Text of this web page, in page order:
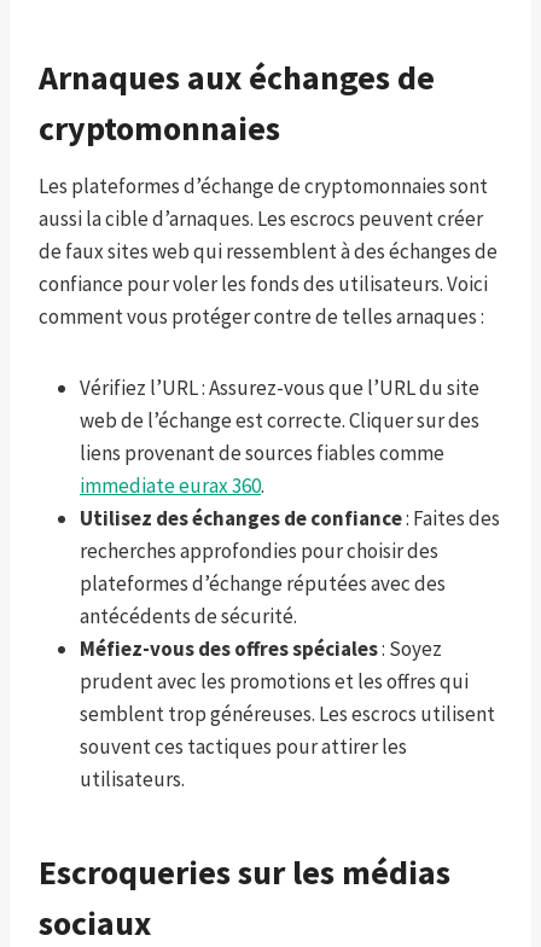
Arnaques aux échanges de
cryptomonnaies
Les plateformes d’échange de cryptomonnaies sont
aussi la cible d’arnaques. Les escrocs peuvent créer
de faux sites web qui ressemblent à des échanges de
confiance pour voler les fonds des utilisateurs. Voici
comment vous protéger contre de telles arnaques :
Vérifiez l’URL : Assurez-vous que l’URL du site
web de l’échange est correcte. Cliquer sur des
liens provenant de sources fiables comme
immediate eurax 360.
Utilisez des échanges de confiance: Faites des
recherches approfondies pour choisir des
plateformes d’échange réputées avec des
antécédents de sécurité.
Méfiez-vous des offres spéciales: Soyez
prudent avec les promotions et les offres qui
semblent trop généreuses. Les escrocs utilisent
souvent ces tactiques pour attirer les
utilisateurs.
Escroqueries sur les médias
sociaux